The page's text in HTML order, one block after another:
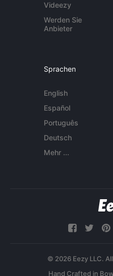
Videezy
Werden Sie
Anbieter
Sprachen
English
Español
Português
Deutsch
Mehr ...
© 2026 Eezy LLC.